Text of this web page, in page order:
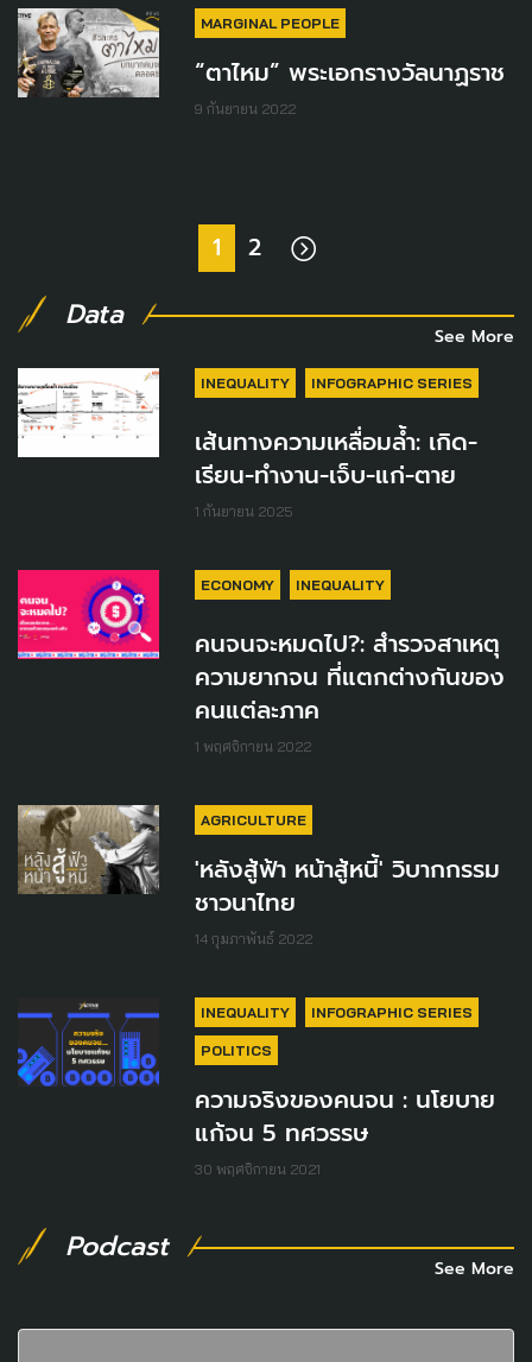
MARGINAL PEOPLE
“ตาไหม” พระเอกรางวัลนาฏราช
9 กันยายน 2022
1 2
Data
See More
INEQUALITY INFOGRAPHIC SERIES
เส้นทางความเหลื่อมล้ำ: เกิด-
เรียน-ทำงาน-เจ็บ-แก่-ตาย
1 กันยายน 2025
ECONOMY INEQUALITY
คนจนจะหมดไป?: สำรวจสาเหตุ
ความยากจน ที่แตกต่างกันของ
คนแต่ละภาค
1 พฤศจิกายน 2022
AGRICULTURE
'หลังสู้ฟ้า หน้าสู้หนี้' วิบากกรรม
ชาวนาไทย
14 กุมภาพันธ์ 2022
INEQUALITY INFOGRAPHIC SERIES
POLITICS
ความจริงของคนจน : นโยบาย
แก้จน 5 ทศวรรษ
30 พฤศจิกายน 2021
Podcast
See More